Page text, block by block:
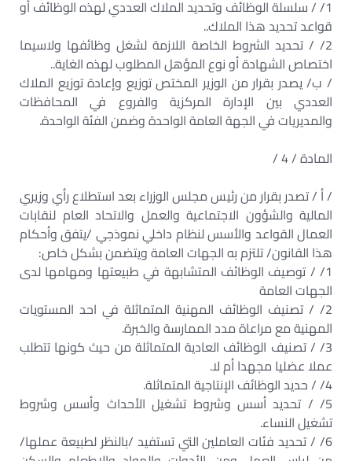
1/ / سلسلة الوظائف وتحديد الملاك العددي لهذه الوظائف أو
قواعد تحديد هذا الملاك..
2/ / تحديد الشروط الخاصة اللازمة لشغل وظائفها ولاسيما
اختصاص الشهادة أو نوع المؤهل المطلوب لهذه الغاية..
/ ب/ يصدر بقرار من الوزير المختص توزيع وإعادة توزيع الملاك
العددي بين الإدارة المركزية والفروع في المحافظات
والمديريات في الجهة العامة الواحدة وضمن الفئة الواحدة.
المادة / 4 /
/ أ / تصدر بقرار من رئيس مجلس الوزراء بعد استطلاع رأي وزيري
المالية والشؤون الاجتماعية والعمل والاتحاد العام لنقابات
العمال القواعد والأسس لنظام داخلي نموذجي /يتفق وأحكام
هذا القانون/ تلتزم به الجهات العامة ويتضمن بشكل خاص:
1/ / توصيف الوظائف المتشابهة في طبيعتها ومهامها لدى
الجهات العامة
2/ / تصنيف الوظائف المهنية المتماثلة في احد المستويات
المهنية مع مراعاة مدد الممارسة والخبرة.
3/ / تصنيف الوظائف العادية المتماثلة من حيث كونها تتطلب
عملا عضليا مجهدا أم لا.
4/ / حديد الوظائف الإنتاجية المتماثلة.
5/ / تحديد أسس وشروط تشغيل الأحداث وأسس وشروط
تشغيل النساء.
6/ / تحديد فئات العاملين التي تستفيد /بالنظر لطبيعة عملها/